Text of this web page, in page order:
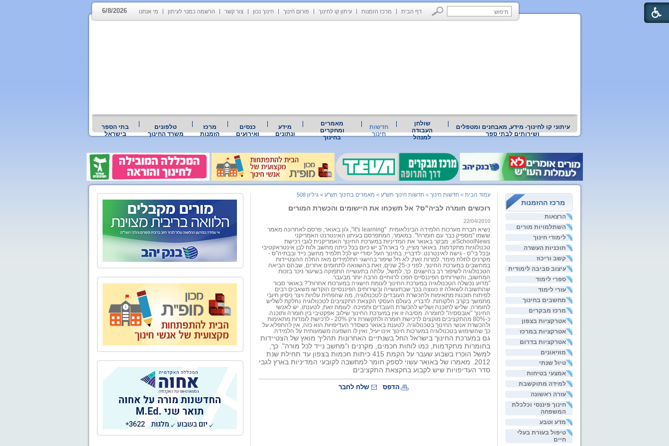
דף הבית מרכז הזמנות עיתון קו לחינוך פורום חינוך חינוך נכון צור קשר הרשמה כמנוי לעיתון מי אנחנו 6/8/2026
עיתוני קו לחינוך- מידע, מאבחנים ומטפלים
ושירותים לבתי ספר
שולחן
העבודה
למנהל
חדשות
חינוך
מאמרים
ומחקרים
בחינוך
מידע
ונתונים
כנסים
ואירועים
מרכז
הזמנות
טלפונים
משרד החינוך
בתי הספר
בישראל
מרכז ההזמנות
הרצאות
השתלמויות מורים
לימודי חינוך
תוכניות העשרה
קשב וריכוז
עיצוב סביבה לימודית
ספרי לימוד
עזרי לימוד
מחשבים בחינוך
מרכז מבקרים
אטרקציות בצפון
אטרקציות במרכז
אטרקציות בדרום
מוזיאונים
טיול שנתי
אמצעי בטיחות
למידה מתוקשבת
עזרה ראשונה
חינוך פיננסי וכלכלת
המשפחה
מדע וטבע
טיפול בעזרת בעלי
חיים
עמוד הבית > חדשות חינוך > חדשות חינוך תש"ע > מאמרים בחינוך תש"ע > גיליון 508
רוכשים חומרה לביה"ס? אל תשכחו את היישומים והכשרת המורים
22/04/2010
נשיא חברת מערכות הלמידה הבינלאומית "
it's learning", ג'ון באואר, פרסם לאחרונה מאמר
ששמו "מספיק כבר עם חומרה!". במאמר, המתפרסם בעיתון האינטרנט האמריקני
eSchoolNews
מבקר באואר את המדיניות במערכת החינוך האמריקנית לגבי רכישת
טכנולוגיות מתקדמות. באואר מציין, כי בארה"ב יש כיום בכל כיתה מחשב ולוח לבן אינטראקטיבי
ובכל בי"ס - גישה לאינטרנט. לדבריו, בחינוך העל יסודי יש לכל תלמיד מחשב נייד ובבתיה"ס -
מקרנים לתלת מימד. למרות זאת, לא חל שיפור בהישגי התלמידים מאז החלה ההצטיידות
במחשבים במערכת החינוך, לפני כ-25 שנים, זאת בהשוואה לתחומים אחרים, שבהם הביאה
הטכנולוגיה לשיפור רב בהישגים. כך, למשל, עלתה בתעשייה התפוקה בשיעור ניכר בזכות
המחשוב, והשירותים הפיננסיים הפכו לרווחיים הרבה יותר מבעבר.
"מדוע נכשלה הטכנולוגיה במערכת החינוך לעומת הישגיה במערכות אחרות"? באואר סבור
שהתשובה לשאלה זו נעוצה בכך שבתעשייה ובשירותים הפיננסיים הוקדשו משאבים רבים
לפיתוח תוכנות מתאימות ולהכשרת העובדים לטכנולוגיה, מה שהפחית עלויות ויצר ניסיון חיובי
מתמשך בקרב הלקוחות. לדבריו, בעולם העסקי הקצאת התקציבים לטכנולוגיה נחלקת לשליש
לחומרה, שליש לתוכנה ושליש להכשרת העובדים ותמיכה. לעומת זאת, לטענתו, יש לאנשי
החינוך "אובססיה" לחומרה. מסיבה זו אין במערכת החינוך שילוב אפקטיבי בין חומרה ותוכנה.
כ-80% מהתקציבים מוקצים לרכישת חומרה ולתקשורת ורק 20% - לרכישת לומדות מתאימות
ולהכשרת אנשי החינוך בטכנולוגיה. לטענת באואר כשסדר העדיפויות הוא כזה, אין להתפלא על
כך שהשימוש בטכנולוגיה במערכות חינוך אינו יעיל, ואין לו השפעה משמעותית על הלמידה.
גם במערכת החינוך בישראל החל בשנתיים האחרונות תהליך מואץ של הצטיידות
בחומרות מתקדמות, כמו לוחות חכמים, מקרנים ו"מחשב נייד לכל מורה". כך,
למשל הוכרז בשבוע שעבר על הקמת 415 כיתות חכמות בצפון עד תחילת שנת
2012. מאמרו של באואר עשוי לספק חומר למחשבה לקובעי המדיניות בארץ לגבי
סדר העדיפויות שיש לקבוע בחקצאת התקציבים
הדפס שלח לחבר